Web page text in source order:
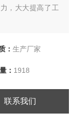
，大大提高了工
： 生产厂家
： 1918
联系我们